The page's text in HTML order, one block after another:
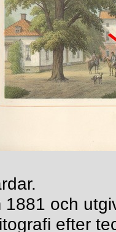
1881 och
efter